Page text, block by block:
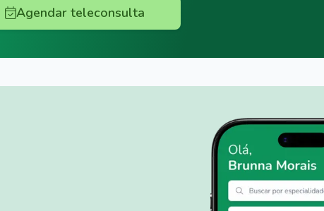
Agendar teleconsulta